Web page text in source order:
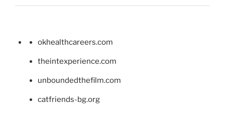
okhealthcareers.com
theintexperience.com
unboundedthefilm.com
catfriends-bg.org